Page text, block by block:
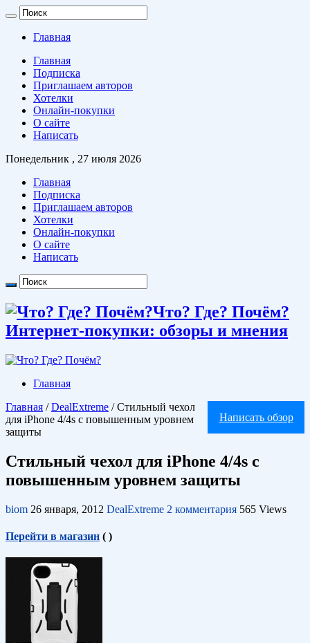
Главная
Главная
Подписка
Приглашаем авторов
Хотелки
Онлайн-покупки
О сайте
Написать
Понедельник , 27 июля 2026
Главная
Подписка
Приглашаем авторов
Хотелки
Онлайн-покупки
О сайте
Написать
Что? Где? Почём?
Интернет-покупки: обзоры и мнения
Главная
Написать обзор
Главная / DealExtreme / Стильный чехол
для iPhone 4/4s с повышенным уровнем
защиты
Стильный чехол для iPhone 4/4s с
повышенным уровнем защиты
biom 26 января, 2012 DealExtreme 2 комментария 565 Views
Перейти в магазин ( )